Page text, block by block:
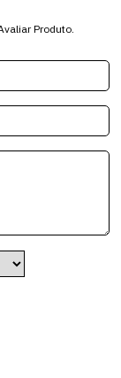
Produto.